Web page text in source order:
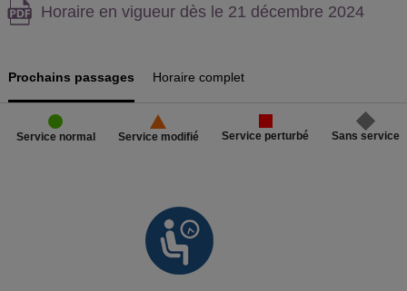
Attention,
Horaire en vigueur dès le 21 décembre 2024
Prochains passages Horaire complet
Service normal Service modifié Service perturbé Sans service